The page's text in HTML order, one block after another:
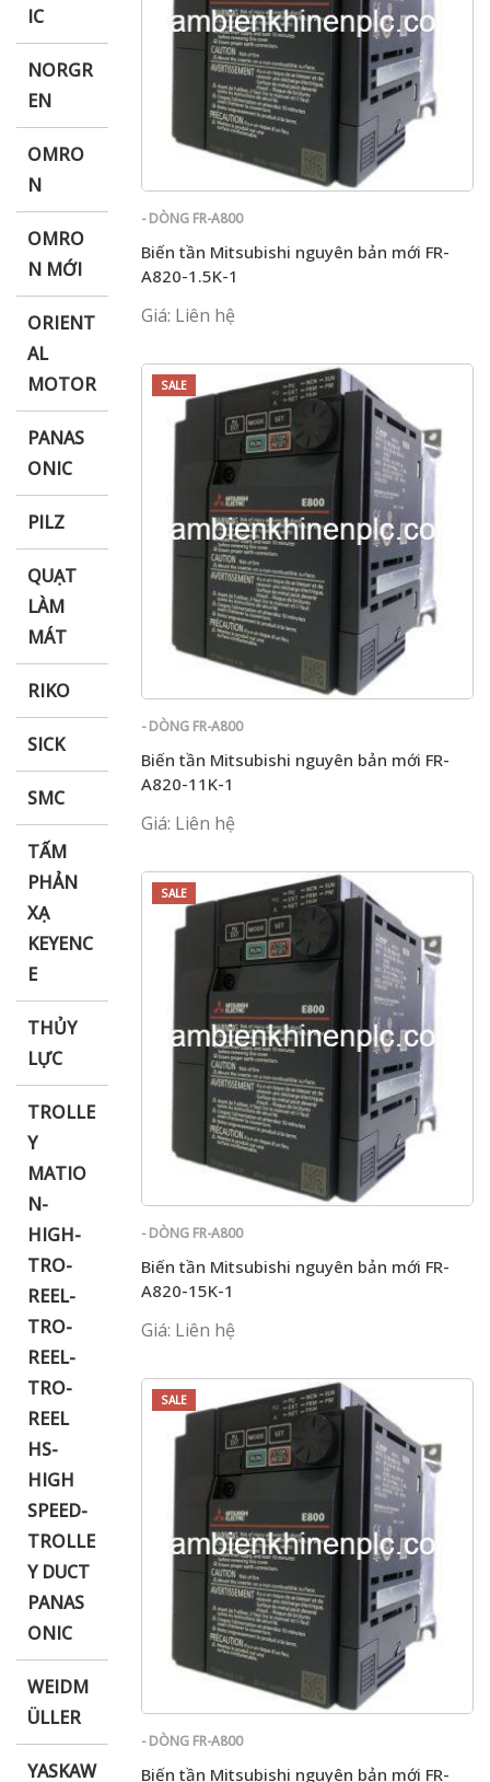
IC
NORGR
EN
OMRO
N
OMRO
N MỚI
ORIENT
AL
MOTOR
PANAS
ONIC
PILZ
QUẠT
LÀM
MÁT
RIKO
SICK
SMC
TẤM
PHẢN
XẠ
KEYENC
E
THỦY
LỰC
TROLLE
Y
MATIO
N-
HIGH-
TRO-
REEL-
TRO-
REEL-
TRO-
REEL
HS-
HIGH
SPEED-
TROLLE
Y DUCT
PANAS
ONIC
WEIDM
ÜLLER
YASKAW
- DÒNG FR-A800
Biến tần Mitsubishi nguyên bản mới FR-
A820-1.5K-1
Giá: Liên hệ
SALE
- DÒNG FR-A800
Biến tần Mitsubishi nguyên bản mới FR-
A820-11K-1
Giá: Liên hệ
SALE
- DÒNG FR-A800
Biến tần Mitsubishi nguyên bản mới FR-
A820-15K-1
Giá: Liên hệ
SALE
- DÒNG FR-A800
Biến tần Mitsubishi nguyên bản mới FR-